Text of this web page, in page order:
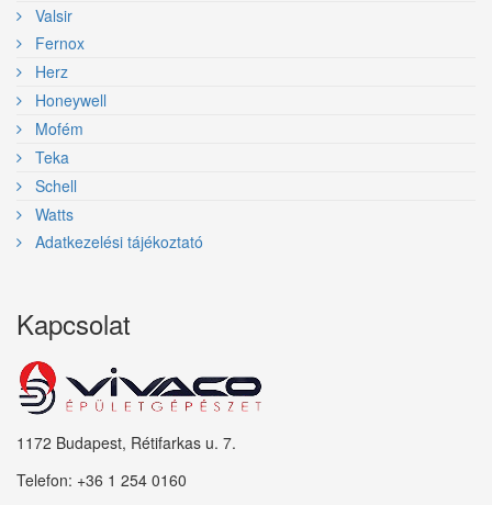
Valsir
Fernox
Herz
Honeywell
Mofém
Teka
Schell
Watts
Adatkezelési tájékoztató
Kapcsolat
1172 Budapest, Rétifarkas u. 7.
Telefon: +36 1 254 0160